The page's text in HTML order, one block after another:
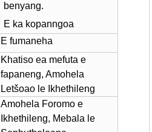
benyang.
E ka kopanngoa
E fumaneha
Khatiso ea mefuta e
fapaneng, Amohela
Letšoao le Ikhethileng
Amohela Foromo e
Ikhethileng, Mebala le